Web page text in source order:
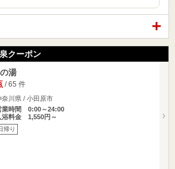
クーポン
湯
/ 65 件
奈川県 / 小田原市
業時間 0:00～24:00
浴料金 1,550円～
帰り